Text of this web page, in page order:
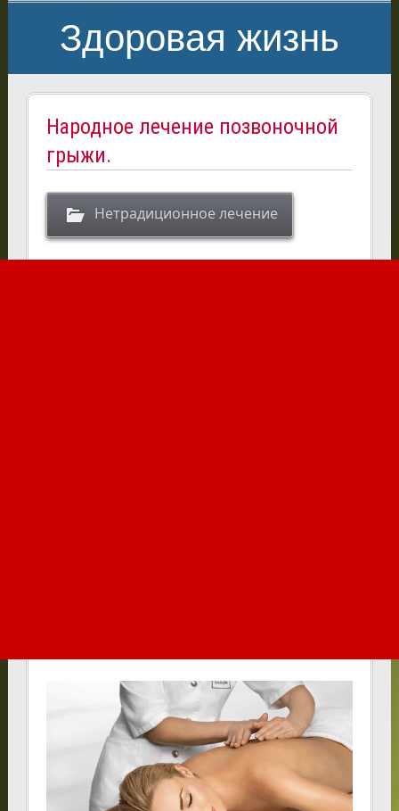
Здоровая жизнь
Народное лечение позвоночной
грыжи.
Нетрадиционное лечение